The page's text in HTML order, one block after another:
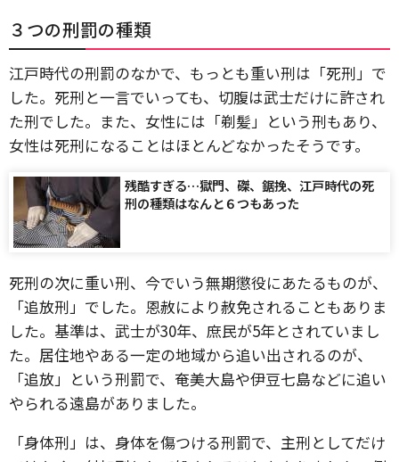
３つの刑罰の種類
江戸時代の刑罰のなかで、もっとも重い刑は「死刑」で
した。死刑と一言でいっても、切腹は武士だけに許され
た刑でした。また、女性には「剃髪」という刑もあり、
女性は死刑になることはほとんどなかったそうです。
残酷すぎる…獄門、磔、鋸挽、江戸時代の死
刑の種類はなんと６つもあった
死刑の次に重い刑、今でいう無期懲役にあたるものが、
「追放刑」でした。恩赦により赦免されることもありま
した。基準は、武士が30年、庶民が5年とされていまし
た。居住地やある一定の地域から追い出されるのが、
「追放」という刑罰で、奄美大島や伊豆七島などに追い
やられる遠島がありました。
「身体刑」は、身体を傷つける刑罰で、主刑としてだけ